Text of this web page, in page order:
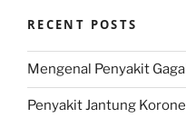
RECENT POSTS
Mengenal Penyakit
Penyakit Jantung